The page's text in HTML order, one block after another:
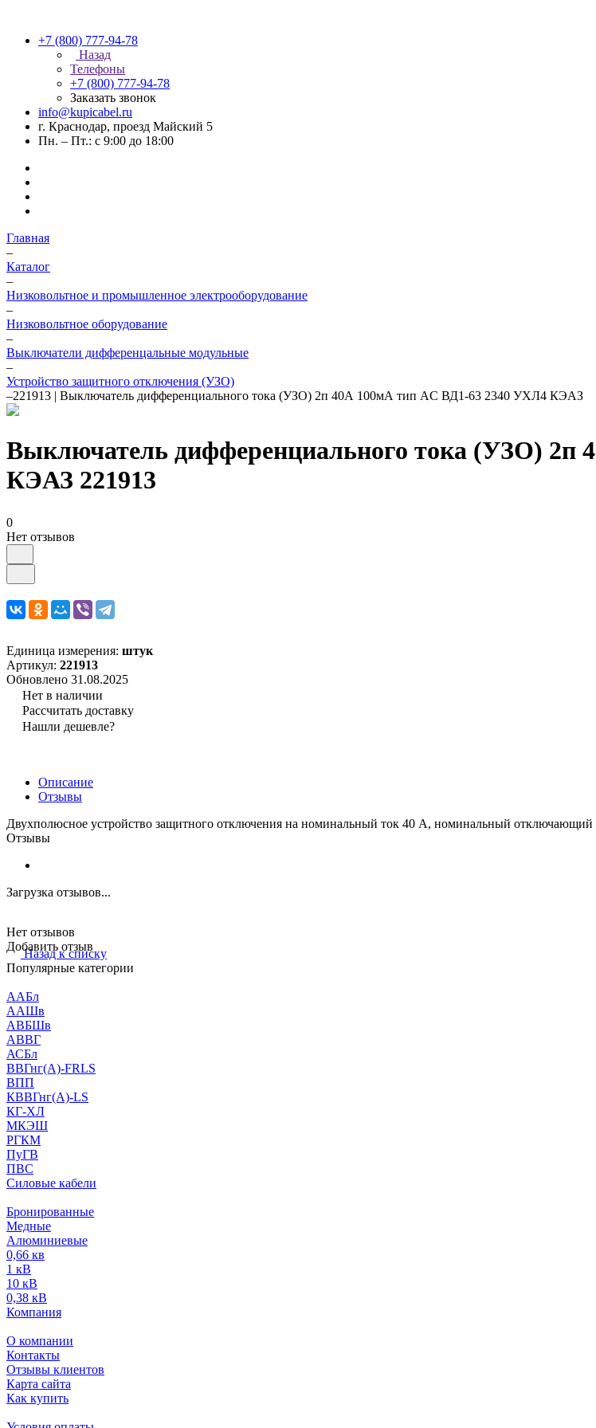
+7 (800) 777-94-78
Назад
Телефоны
+7 (800) 777-94-78
Заказать звонок
info@kupicabel.ru
г. Краснодар, проезд Майский 5
Пн. – Пт.: с 9:00 до 18:00
Главная
–
Каталог
–
Низковольтное и промышленное электрооборудование
–
Низковольтное оборудование
–
Выключатели дифференцальные модульные
–
Устройство защитного отключения (УЗО)
–221913 | Выключатель дифференциального тока (УЗО) 2п 40А 100мА тип AC ВД1-63 2340 УХЛ4 КЭАЗ
Выключатель дифференциального тока (УЗО) 2п
КЭАЗ 221913
0
Нет отзывов
Единица измерения: штук
Артикул: 221913
Обновлено 31.08.2025
Нет в наличии
Рассчитать доставку
Нашли дешевле?
Описание
Отзывы
Двухполюсное устройство защитного отключения на номинальный ток 40 А, номинальный
Отзывы
Загрузка отзывов...
Нет отзывов
Добавить отзыв
Назад к списку
Популярные категории
ААБл
ААШв
АВБШв
АВВГ
АСБл
ВВГнг(А)-FRLS
ВПП
КВВГнг(А)-LS
КГ-ХЛ
МКЭШ
РГКМ
ПуГВ
ПВС
Силовые кабели
Бронированные
Медные
Алюминиевые
0,66 кв
1 кВ
10 кВ
0,38 кВ
Компания
О компании
Контакты
Отзывы клиентов
Карта сайта
Как купить